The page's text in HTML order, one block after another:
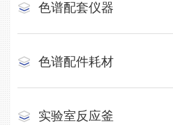
色谱配套仪器
色谱配件耗材
实验室反应釜